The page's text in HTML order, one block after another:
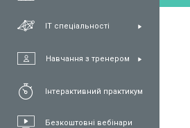
ІТ спеціальності
Навчання з тренером
Інтерактивний практикум
Безкоштовні вебінари